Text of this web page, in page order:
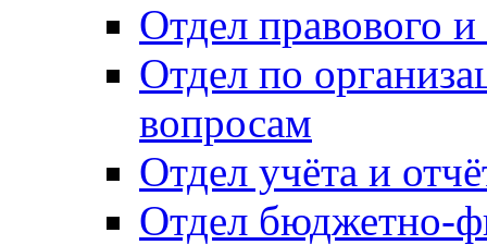
Отдел правового
Отдел по
вопросам
Отдел учёта и
Отдел бюджетно-